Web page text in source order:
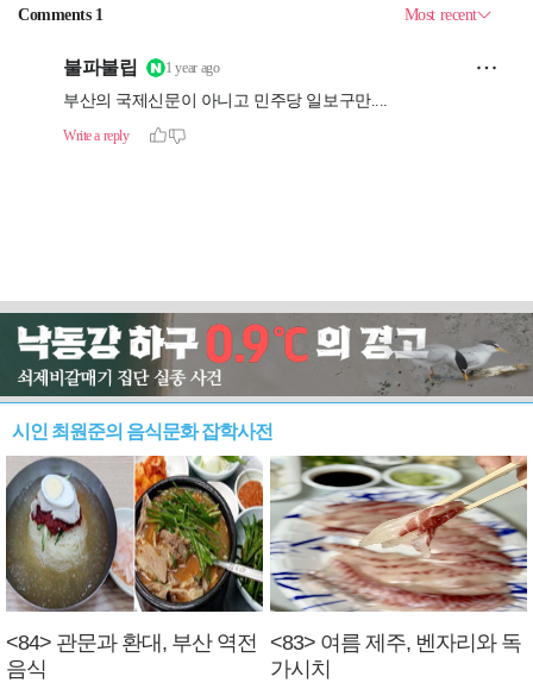
시인 최원준의 음식문화 잡학사전
<84> 관문과 환대, 부산 역전
음식
<83> 여름 제주, 벤자리와 독
가시치